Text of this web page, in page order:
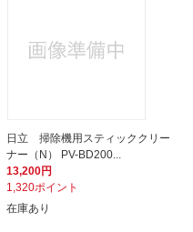
日立 掃除機用スティッククリー
ナー（N） PV-BD200...
13,200円
1,320ポイント
在庫あり